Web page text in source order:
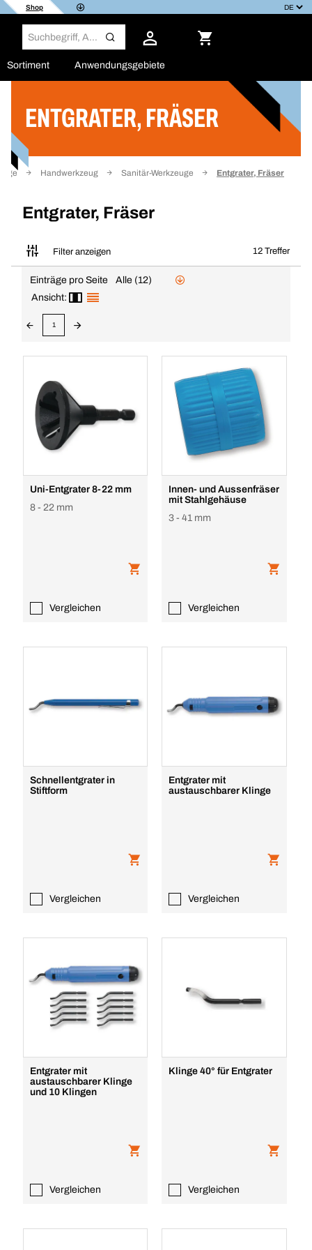
Shop
Sortiment Anwendungsgebiete
ENTGRATER, FRÄSER
Handwerkzeug Sanitär-Werkzeuge Entgrater, Fräser
Entgrater, Fräser
Filter anzeigen 12 Treffer
Filter
Einträge pro Seite
Alle (12)
Ansicht:
1
Uni-Entgrater 8-22 mm
8 - 22 mm
Vergleichen
Innen- und Aussenfräser
mit Stahlgehäuse
3 - 41 mm
Vergleichen
Schnellentgrater in
Stiftform
Vergleichen
Entgrater mit
austauschbarer Klinge
Vergleichen
Entgrater mit
austauschbarer Klinge
und 10 Klingen
Vergleichen
Klinge 40° für Entgrater
Vergleichen